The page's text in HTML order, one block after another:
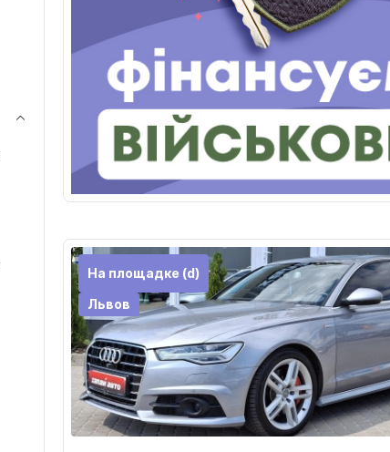
На площадке (d)
Львов